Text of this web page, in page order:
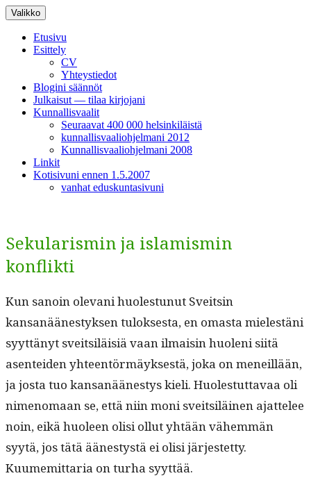
Siirry
sisältöön
Valikko
Etusivu
Esittely
CV
Yhteystiedot
Blogini säännöt
Julkaisut — tilaa kirjojani
Kunnallisvaalit
Seuraavat 400 000 helsinkiläistä
kunnallisvaaliohjelmani 2012
Kunnallisvaaliohjelmani 2008
Linkit
Kotisivuni ennen 1.5.2007
vanhat eduskuntasivuni
Sekularismin ja islamismin
konflikti
Kun sanoin ole­vani huolestunut Sveitsin
kansanäänestyk­sen tulok­ses­ta, en omas­ta mielestäni
syyt­tänyt sveit­siläisiä vaan ilmaisin huoleni siitä
asen­tei­den yhteen­tör­mäyk­ses­tä, joka on meneil­lään,
ja jos­ta tuo kansanäänestys kieli. Huolestut­tavaa oli
nimeno­maan se, että niin moni sveit­siläi­nen ajat­telee
noin, eikä huoleen olisi ollut yhtään vähem­män
syytä, jos tätä äänestys­tä ei olisi jär­jestet­ty.
Kuumemit­taria on turha syyttää.